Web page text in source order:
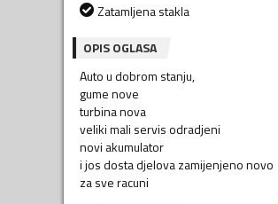
Zatamljena stakla
OPIS OGLASA
Auto u dobrom stanju,
gume nove
turbina nova
veliki mali servis odradjeni
novi akumulator
i jos dosta djelova zamijenjeno novo
za sve racuni